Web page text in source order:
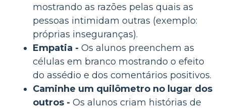
mostrando as razões pelas quais as
pessoas intimidam outras (exemplo:
próprias inseguranças).
Empatia - Os alunos preenchem as
células em branco mostrando o efeito
do assédio e dos comentários positivos.
Caminhe um quilômetro no lugar dos
outros - Os alunos criam histórias de